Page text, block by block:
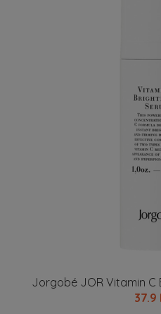
Jorgobé JOR Vitamin C
37.9